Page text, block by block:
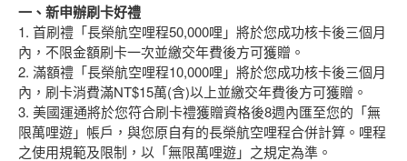
一、新申辦刷卡好禮
1. 首刷禮「長榮航空哩程50,000哩」將於您成功核卡後三個月
內，不限金額刷卡一次並繳交年費後方可獲贈。
2. 滿額禮「長榮航空哩程10,000哩」將於您成功核卡後三個月
內，刷卡消費滿NT$15萬(含)以上並繳交年費後方可獲贈。
3. 美國運通將於您符合刷卡禮獲贈資格後8週內匯至您的「無
限萬哩遊」帳戶，與您原自有的長榮航空哩程合併計算。哩程
之使用規範及限制，以「無限萬哩遊」之規定為準。